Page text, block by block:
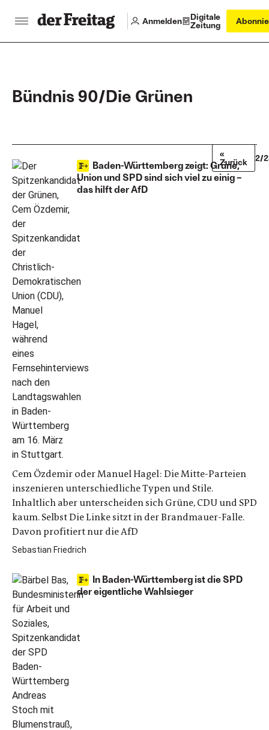
Anmelden
Digitale
Zeitung
Bündnis 90/Die Grünen
Baden-Württemberg zeigt: Grüne,
Union und SPD sind sich viel zu einig –
das hilft der AfD
Cem Özdemir oder Manuel Hagel: Die Mitte-Parteien
inszenieren unterschiedliche Typen und Stile.
Inhaltlich aber unterscheiden sich Grüne, CDU und SPD
kaum. Selbst Die Linke sitzt in der Brandmauer-Falle.
Davon profitiert nur die AfD
Sebastian Friedrich
In Baden-Württemberg ist die SPD
der eigentliche Wahlsieger
«
Zurück
2/